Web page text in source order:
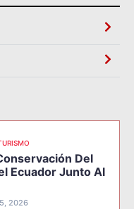
Del
Ecuador Junto Al
2026